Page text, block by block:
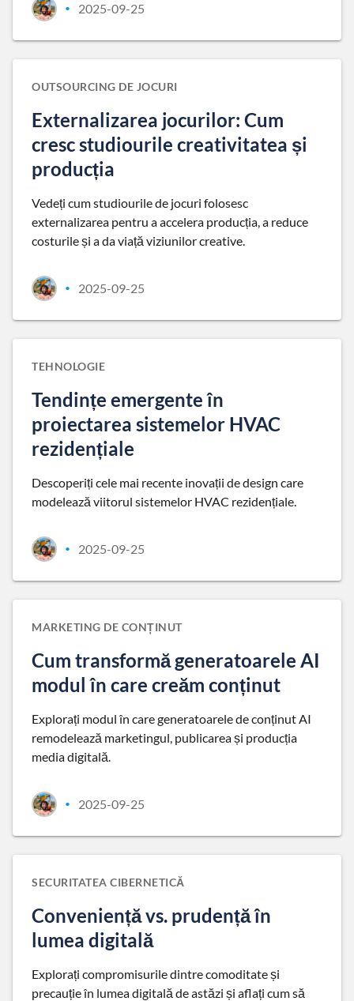
• 2025-09-25
OUTSOURCING DE JOCURI
Externalizarea jocurilor: Cum
cresc studiourile creativitatea și
producția
Vedeți cum studiourile de jocuri folosesc
externalizarea pentru a accelera producția, a reduce
costurile și a da viață viziunilor creative.
• 2025-09-25
TEHNOLOGIE
Tendințe emergente în
proiectarea sistemelor HVAC
rezidențiale
Descoperiți cele mai recente inovații de design care
modelează viitorul sistemelor HVAC rezidențiale.
• 2025-09-25
MARKETING DE CONȚINUT
Cum transformă generatoarele AI
modul în care creăm conținut
Explorați modul în care generatoarele de conținut AI
remodelează marketingul, publicarea și producția
media digitală.
• 2025-09-25
SECURITATEA CIBERNETICĂ
Conveniență vs. prudență în
lumea digitală
Explorați compromisurile dintre comoditate și
precauție în lumea digitală de astăzi și aflați cum să